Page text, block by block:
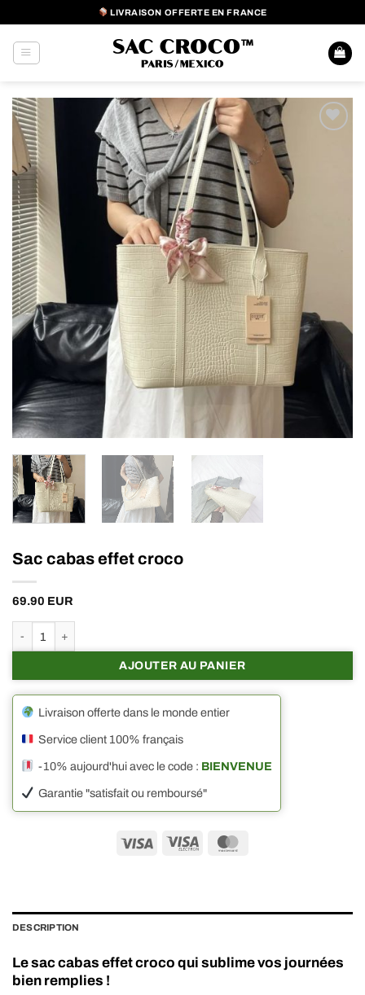
au
contenu
LIVRAISON OFFERTE EN FRANCE
Sac cabas effet croco
69.90 EUR
AJOUTER AU PANIER
Livraison offerte dans le monde entier
Service client 100% français
-10% aujourd'hui avec le code : BIENVENUE
Garantie "satisfait ou remboursé"
Visa
Visa
DESCRIPTION
Le sac cabas effet croco qui sublime vos journées
bien remplies !